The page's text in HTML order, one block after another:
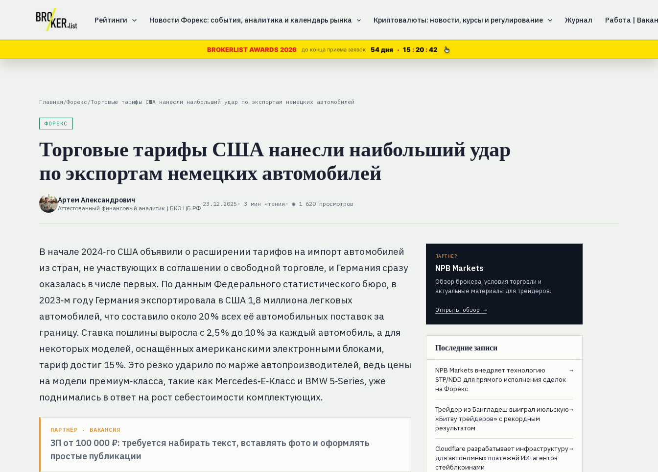
содержимому
Рейтинги Новости Форекс: события, аналитика и календарь рынка Криптовалюты: новости, курсы и регулирование Журнал Работа |
BROKERLIST AWARDS 2026 до конца приема заявок 54 дня 15 20 42
Главная /Форекс /Торговые тарифы США нанесли наибольший удар по экспортам немецких автомобилей
ФОРЕКС
Торговые тарифы США нанесли наибольший удар
по экспортам немецких автомобилей
Артем Александрович
Аттестованный финансовый аналитик | БКЭ ЦБ РФ
23.12.2025 · 3 мин чтения · ◉ 1 620 просмотров
В начале 2024‑го США объявили о расширении тарифов на импорт автомобилей
из стран, не участвующих в соглашении о свободной торговле, и Германия сразу
оказалась в числе первых. По данным Федерального статистического бюро, в
2023‑м году Германия экспортировала в США 1,8 миллиона легковых
автомобилей, что составило около 20 % всех её автомобильных поставок за
границу. Ставка пошлины выросла с 2,5 % до 10 % за каждый автомобиль, а для
некоторых моделей, оснащённых американскими электронными блоками,
тариф достиг 15 %. Это резко ударило по марже автопроизводителей, ведь цены
на модели премиум‑класса, такие как Mercedes‑E‑Класс и BMW 5‑Series, уже
поднимались в ответ на рост себестоимости комплектующих.
ПАРТНЁР · ВАКАНСИЯ
ЗП от 100 000 ₽: требуется набирать текст, вставлять фото и оформлять
простые публикации
ПАРТНЁР
NPB Markets
Обзор брокера, условия торговли и
актуальные материалы для трейдеров.
Открыть обзор →
Последние записи
NPB Markets внедряет технологию
STP/NDD для прямого исполнения сделок
на Форекс
→
Трейдер из Бангладеш выиграл июльскую
«Битву трейдеров» с рекордным
результатом
→
Cloudflare разрабатывает инфраструктуру
для автономных платежей ИИ-агентов
стейблкоинами
→